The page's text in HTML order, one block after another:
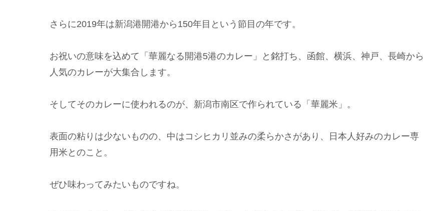
さらに2019年は新潟港開港から150年目という節目の年です。
お祝いの意味を込めて「華麗なる開港5港のカレー」と銘打ち、函館、横浜、神戸、長崎から
人気のカレーが大集合します。
そしてそのカレーに使われるのが、新潟市南区で作られている「華麗米」。
表面の粘りは少ないものの、中はコシヒカリ並みの柔らかさがあり、日本人好みのカレー専
用米とのこと。
ぜひ味わってみたいものですね。